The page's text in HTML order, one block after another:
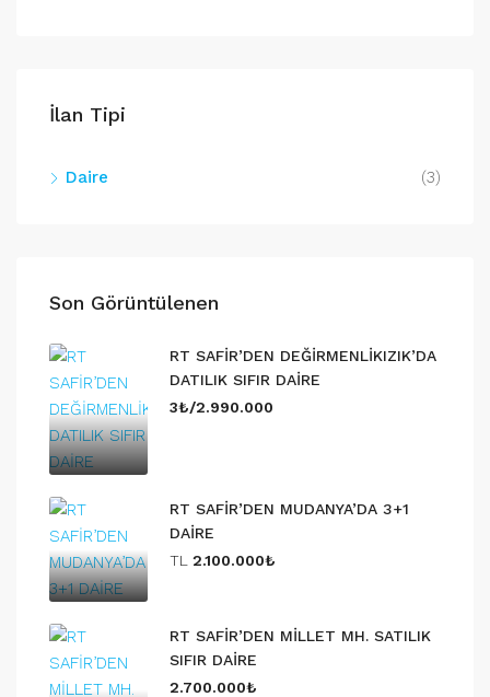
İlan Tipi
Daire (3)
Son Görüntülenen
RT SAFİR’DEN DEĞİRMENLİKIZIK’DA
DATILIK SIFIR DAİRE
3₺/2.990.000
RT SAFİR’DEN MUDANYA’DA 3+1
DAİRE
TL 2.100.000₺
RT SAFİR’DEN MİLLET MH. SATILIK
SIFIR DAİRE
2.700.000₺